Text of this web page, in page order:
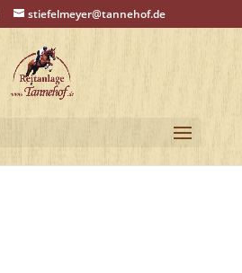
stiefelmeyer@tannehof.de